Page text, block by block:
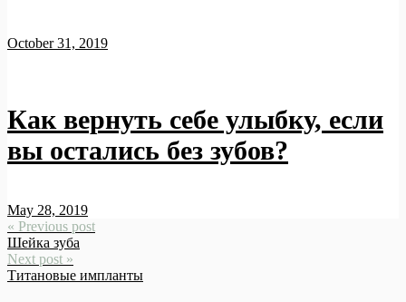
October 31, 2019
Как вернуть себе улыбку, если
вы остались без зубов?
May 28, 2019
« Previous post
Шейка зуба
Next post »
Титановые импланты